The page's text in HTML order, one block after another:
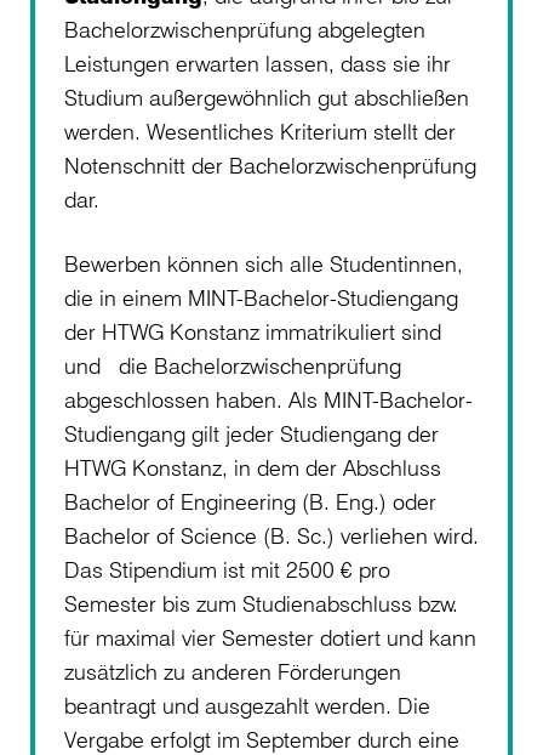
Bachelorzwischenprüfung abgelegten
Leistungen erwarten lassen, dass sie ihr
Studium außergewöhnlich gut abschließen
werden. Wesentliches Kriterium stellt der
Notenschnitt der Bachelorzwischenprüfung
dar.
Bewerben können sich alle Studentinnen,
die in einem MINT-Bachelor-Studiengang
der HTWG Konstanz immatrikuliert sind
und die Bachelorzwischenprüfung
abgeschlossen haben. Als MINT-Bachelor-
Studiengang gilt jeder Studiengang der
HTWG Konstanz, in dem der Abschluss
Bachelor of Engineering (B. Eng.) oder
Bachelor of Science (B. Sc.) verliehen wird.
Das Stipendium ist mit 2500 € pro
Semester bis zum Studienabschluss bzw.
für maximal vier Semester dotiert und kann
zusätzlich zu anderen Förderungen
beantragt und ausgezahlt werden. Die
Vergabe erfolgt im September durch eine